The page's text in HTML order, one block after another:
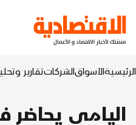
الرئيسيةالأسواقالشركاتتقارير
اليامي يحاضر